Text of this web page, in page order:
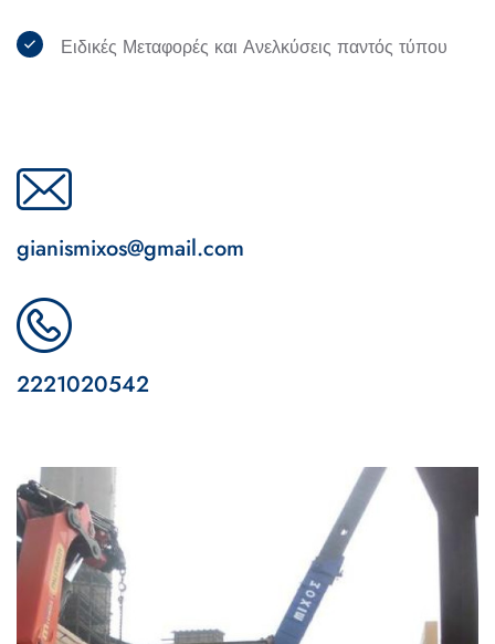
Ειδικές Μεταφορές και Ανελκύσεις παντός τύπου
gianismixos@gmail.com
2221020542